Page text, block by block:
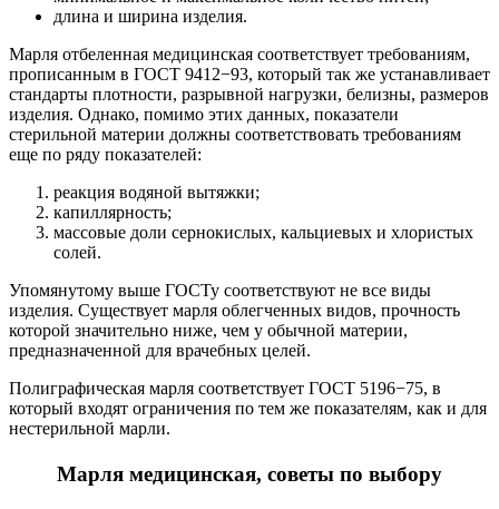
длина и ширина изделия.
Марля отбеленная медицинская соответствует требованиям,
прописанным в ГОСТ 9412−93, который так же устанавливает
стандарты плотности, разрывной нагрузки, белизны, размеров
изделия. Однако, помимо этих данных, показатели
стерильной материи должны соответствовать требованиям
еще по ряду показателей:
реакция водяной вытяжки;
капиллярность;
массовые доли сернокислых, кальциевых и хлористых
солей.
Упомянутому выше ГОСТу соответствуют не все виды
изделия. Существует марля облегченных видов, прочность
которой значительно ниже, чем у обычной материи,
предназначенной для врачебных целей.
Полиграфическая марля соответствует ГОСТ 5196−75, в
который входят ограничения по тем же показателям, как и для
нестерильной марли.
Марля медицинская, советы по выбору